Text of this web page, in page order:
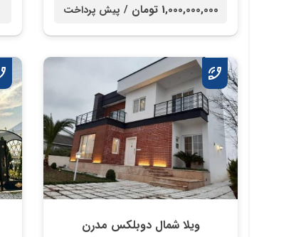
1,000,000,000 تومان / پیش پرداخت
ویلا شمال دوبلکس مدرن